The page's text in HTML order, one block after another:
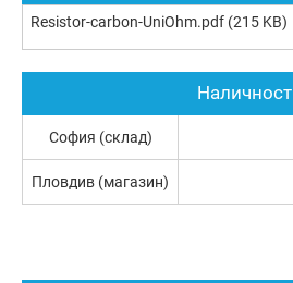
Resistor-carbon-UniOhm.pdf (215 KB)
Наличност
София (склад)
Пловдив (магазин)